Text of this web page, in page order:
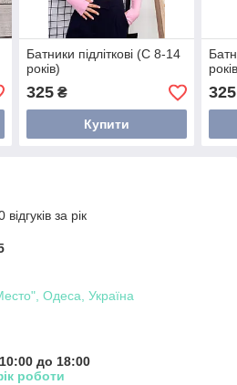
Батники підліткові (С 8-14
років)
325₴
Купити
325
за рік
Одеса, Україна
до 18:00
роботи